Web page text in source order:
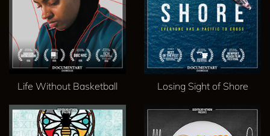
Life Without Basketball Losing Sight of Shore